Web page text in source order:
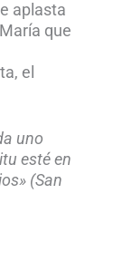
aplasta
que
el
uno
esté en
(San